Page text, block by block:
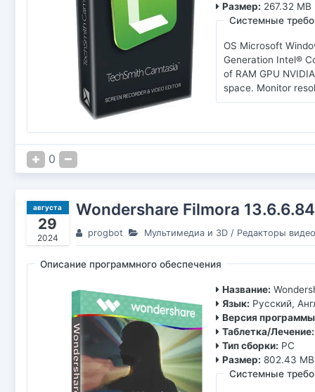
Размер: 267.32 MB
Системные
OS Microsoft
Generation Intel®
of RAM GPU
space. Monitor
0
августа
29
2024
Wondershare Filmora
progbot Мультимедиа и 3D/ Редакторы видео
Описание программного обеспечения
Название:
Язык: Русский,
Версия
Таблетка/Лечение:
Тип сборки: PC
Размер: 802.43 MB
Системные